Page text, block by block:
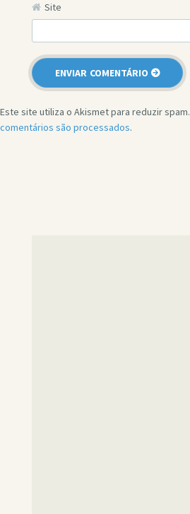
Site
Este site utiliza o Akismet para reduzir spam.
comentários são processados.